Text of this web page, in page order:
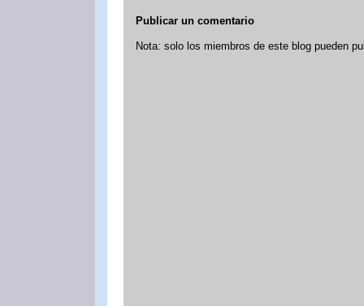
Publicar un comentario
Nota: solo los miembros de este blog pueden